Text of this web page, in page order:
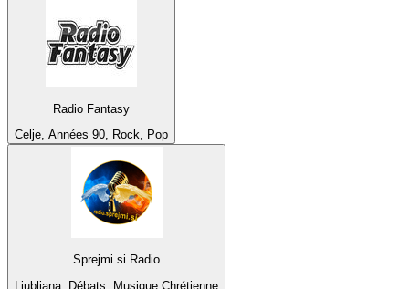
Radio Fantasy
Celje, Années 90, Rock, Pop
Sprejmi.si Radio
Ljubljana, Débats, Musique Chrétienne